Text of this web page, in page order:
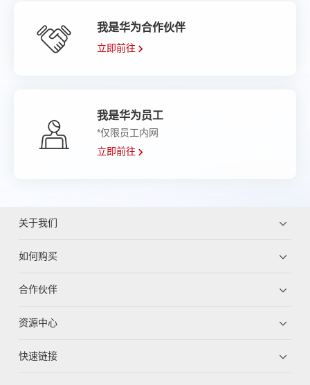
我是华为合作伙伴
立即前往
我是华为员工
*仅限员工内网
立即前往
关于我们
如何购买
合作伙伴
资源中心
快速链接